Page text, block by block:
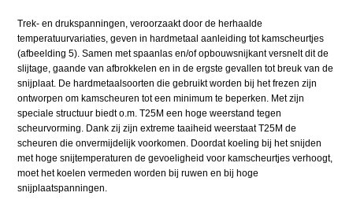
Trek- en drukspanningen, veroorzaakt door de herhaalde
temperatuurvariaties, geven in hardmetaal aanleiding tot kamscheurtjes
(afbeelding 5). Samen met spaanlas en/of opbouwsnijkant versnelt dit de
slijtage, gaande van afbrokkelen en in de ergste gevallen tot breuk van de
snijplaat. De hardmetaalsoorten die gebruikt worden bij het frezen zijn
ontworpen om kamscheuren tot een minimum te beperken. Met zijn
speciale structuur biedt o.m. T25M een hoge weerstand tegen
scheurvorming. Dank zij zijn extreme taaiheid weerstaat T25M de
scheuren die onvermijdelijk voorkomen. Doordat koeling bij het snijden
met hoge snijtemperaturen de gevoeligheid voor kamscheurtjes verhoogt,
moet het koelen vermeden worden bij ruwen en bij hoge
snijplaatspanningen.